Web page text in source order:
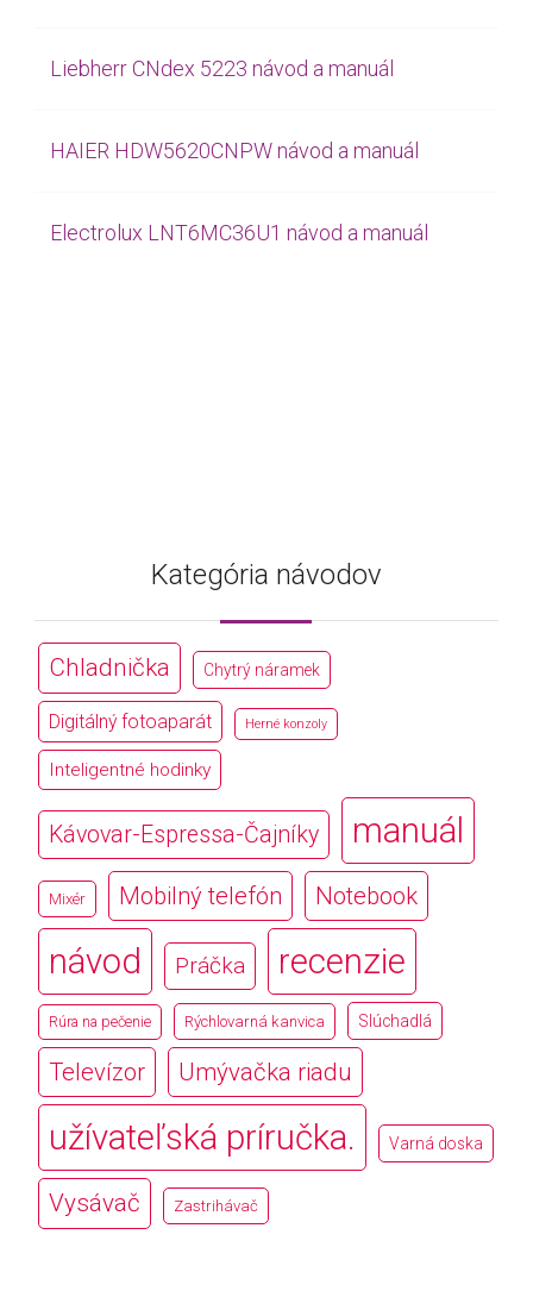
Liebherr CNdex 5223 návod a manuál
HAIER HDW5620CNPW návod a manuál
Electrolux LNT6MC36U1 návod a manuál
Kategória návodov
Chladnička Chytrý náramek
Digitálný fotoaparát Herné konzoly
Inteligentné hodinky
Kávovar-Espressa-Čajníky manuál
Mixér Mobilný telefón Notebook
návod Práčka recenzie
Rúra na pečenie Rýchlovarná kanvica Slúchadlá
Televízor Umývačka riadu
užívateľská príručka. Varná doska
Vysávač Zastrihávač